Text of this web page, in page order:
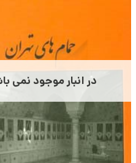
در انبار موجود نمی